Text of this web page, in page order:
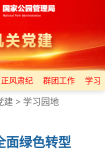
正风肃纪 群团工作 学习
建 > 学习园地
面绿色转型